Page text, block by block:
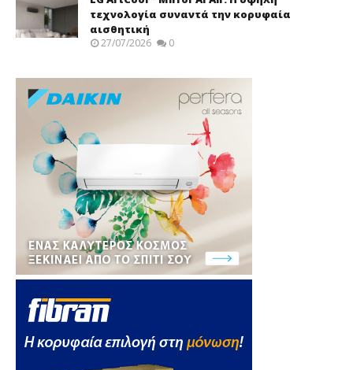
τεχνολογία συναντά την κορυφαία
αισθητική
27/07/2026 0